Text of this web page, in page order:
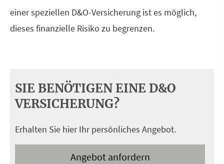
einer speziellen D&O-Versicherung ist es möglich,
dieses finanzielle Risiko zu begrenzen.
SIE BENÖTIGEN EINE D&O
VERSICHERUNG?
Erhalten Sie hier Ihr persönliches Angebot.
An­ge­bot an­for­dern